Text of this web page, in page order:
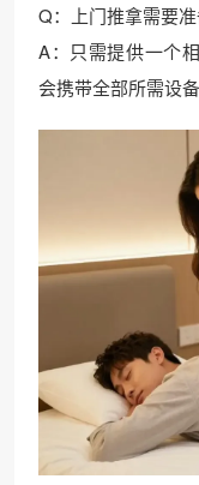
Q：上门推拿需要准
A：只需提供一个
会携带全部所需设备